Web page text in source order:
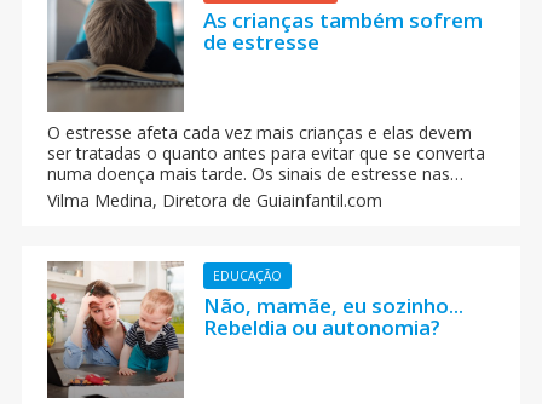
As crianças também sofrem
de estresse
O estresse afeta cada vez mais crianças e elas devem
ser tratadas o quanto antes para evitar que se converta
numa doença mais tarde. Os sinais de estresse nas
crianças são semelhantes aos dos adultos. Como os
adultos, as crianças também sofrem de estresse, ainda
Vilma Medina, Diretora de Guiainfantil.com
EDUCAÇÃO
Não, mamãe, eu sozinho...
Rebeldia ou autonomia?